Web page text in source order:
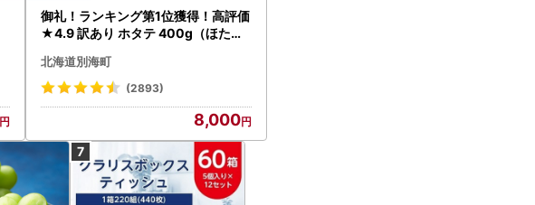
御礼！ランキング第1位獲得！高評価
★4.9 訳あり ホタテ 400g（ほたて
北海道別海町
(2893)
8,000